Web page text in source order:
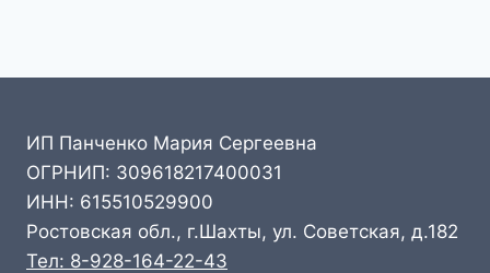
ИП Панченко Мария Сергеевна
ОГРНИП: 309618217400031
ИНН: 615510529900
Ростовская обл., г.Шахты, ул. Советская, д.182
Тел: 8-928-164-22-43